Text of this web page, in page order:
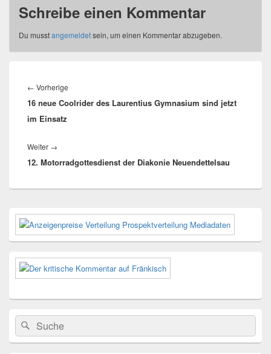
Schreibe einen Kommentar
Du musstangemeldetsein, um einen Kommentar abzugeben.
← Vorherige
Beitrag:
16 neue Coolrider des Laurentius Gymnasium sind jetzt
im Einsatz
Weiter →
Beitrag:
12. Motorradgottesdienst der Diakonie Neuendettelsau
Primärer
Seitenleisten-
Widgetbereich
Suchen
nach:
Suchen